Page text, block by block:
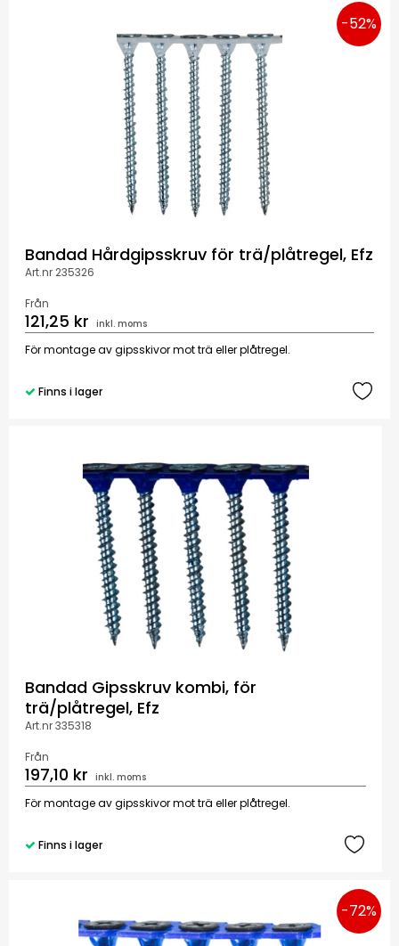
-52%
Bandad Hårdgipsskruv för trä/plåtregel, Efz
Art.nr 235326
Från
121,25 kr inkl. moms
För montage av gipsskivor mot trä eller plåtregel.
Finns i lager
Bandad Gipsskruv kombi, för
trä/plåtregel, Efz
Art.nr 335318
Från
197,10 kr inkl. moms
För montage av gipsskivor mot trä eller plåtregel.
Finns i lager
-72%